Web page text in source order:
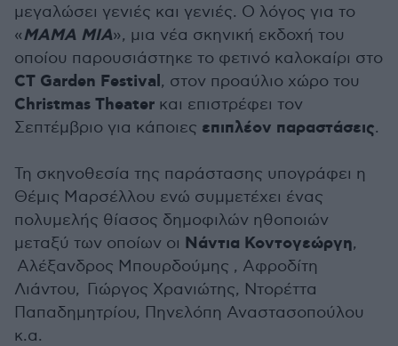
μεγαλώσει γενιές και γενιές. Ο λόγος για το
«MAMA MIA», μια νέα σκηνική εκδοχή του
οποίου παρουσιάστηκε το φετινό καλοκαίρι στο
CT Garden Festival, στον προαύλιο χώρο του
Christmas Theater και επιστρέφει τον
Σεπτέμβριο για κάποιες επιπλέον παραστάσεις.
Τη σκηνοθεσία της παράστασης υπογράφει η
Θέμις Μαρσέλλου ενώ συμμετέχει ένας
πολυμελής θίασος δημοφιλών ηθοποιών
μεταξύ των οποίων οι Νάντια Κοντογεώργη,
Αλέξανδρος Μπουρδούμης , Αφροδίτη
Λιάντου, Γιώργος Χρανιώτης, Ντορέττα
Παπαδημητρίου, Πηνελόπη Αναστασοπούλου
κ.α.